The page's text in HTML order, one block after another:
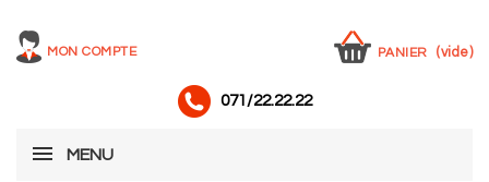
MON COMPTE PANIER (vide)
071/22.22.22
MENU